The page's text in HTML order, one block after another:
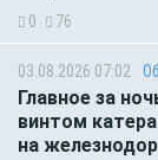
0 76
03.08.2026 07:02
Главное за
винтом
на